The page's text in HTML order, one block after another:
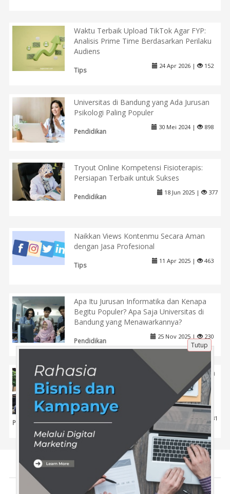
Waktu Terbaik Upload TikTok Agar FYP:
Analisis Prime Time Berdasarkan Perilaku
Audiens
Tips
24 Apr 2026 | 152
Universitas di Bandung yang Ada Jurusan
Psikologi Paling Populer
Pendidikan
30 Mei 2024 | 898
Tryout Online Kompetensi Fisioterapis:
Persiapan Terbaik untuk Sukses
Pendidikan
18 Jun 2025 | 377
Naikkan Views Kontenmu Secara Aman
dengan Jasa Profesional
Tips
11 Apr 2025 | 463
Apa Itu Jurusan Informatika dan Kenapa
Begitu Populer? Apa Saja Universitas di
Bandung yang Menawarkannya?
Pendidikan
25 Nov 2025 | 230
Bagaimana Cara Kuliah S1 Agribisnis Lebih
Terjangkau Dengan Pilihan Skema
Pembayaran Dan Beasiswa Potongan
Biaya
Pendidikan
17 Maret 2026 | 131
Tentang Kami
Artikel
Tutup